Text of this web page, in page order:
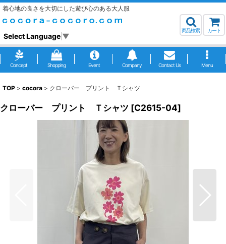
着心地の良さを大切にした遊び心のある大人服
Select Language ▼
商品検索 カート
Concept Shopping Event Company Contact Us Menu
TOP > cocora > クローバー プリント Ｔシャツ
クローバー プリント Ｔシャツ [C2615-04]